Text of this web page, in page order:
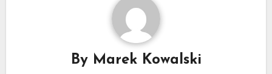
By Marek Kowalski